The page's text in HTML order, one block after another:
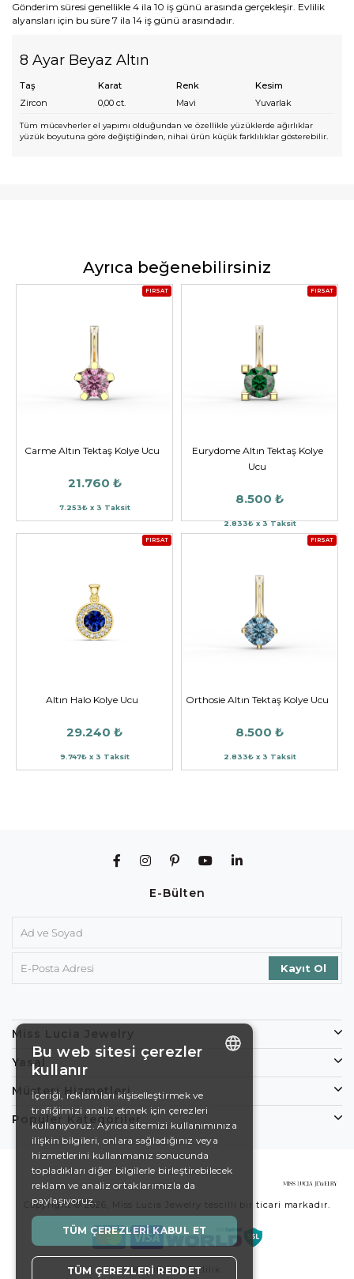
Gönderim süresi genellikle 4 ila 10 iş günü arasında gerçekleşir. Evlilik
alyansları için bu süre 7 ila 14 iş günü arasındadır.
8 Ayar Beyaz Altın
Taş Karat Renk
Kesim
Zircon
0,00 ct. Mavi Yuvarlak
Tüm mücevherler el yapımı olduğundan ve özellikle yüzüklerde ağırlıklar
yüzük boyutuna göre değiştiğinden, nihai ürün küçük farklılıklar gösterebilir.
Ayrıca beğenebilirsiniz
FIRSAT
Carme Altın Tektaş Kolye Ucu
21.760 ₺
7.253₺ x 3 Taksit
FIRSAT
Eurydome Altın Tektaş Kolye
Ucu
8.500 ₺
2.833₺ x 3 Taksit
FIRSAT
Altın Halo Kolye Ucu
29.240 ₺
9.747₺ x 3 Taksit
FIRSAT
Orthosie Altın Tektaş Kolye Ucu
8.500 ₺
2.833₺ x 3 Taksit
E-Bülten
Miss Lucia Jewelry
Yasal
Müşteri Hizmetleri
Popüler Kategoriler
Copyright © 2026, Miss Lucia Jewelry tescilli bir ticari markadır.
Koşullar Gizlilik
DE
EN
SWEDISH
TURKISH
Bu web sitesi çerezler
kullanır
İçeriği, reklamları kişiselleştirmek ve
trafiğimizi analiz etmek için çerezleri
kullanıyoruz. Ayrıca sitemizi kullanımınıza
ilişkin bilgileri, onlara sağladığınız veya
hizmetlerini kullanmanız sonucunda
topladıkları diğer bilgilerle birleştirebilecek
reklam ve analiz ortaklarımızla da
paylaşıyoruz.
TÜM ÇEREZLERI KABUL ET
TÜM ÇEREZLERI REDDET